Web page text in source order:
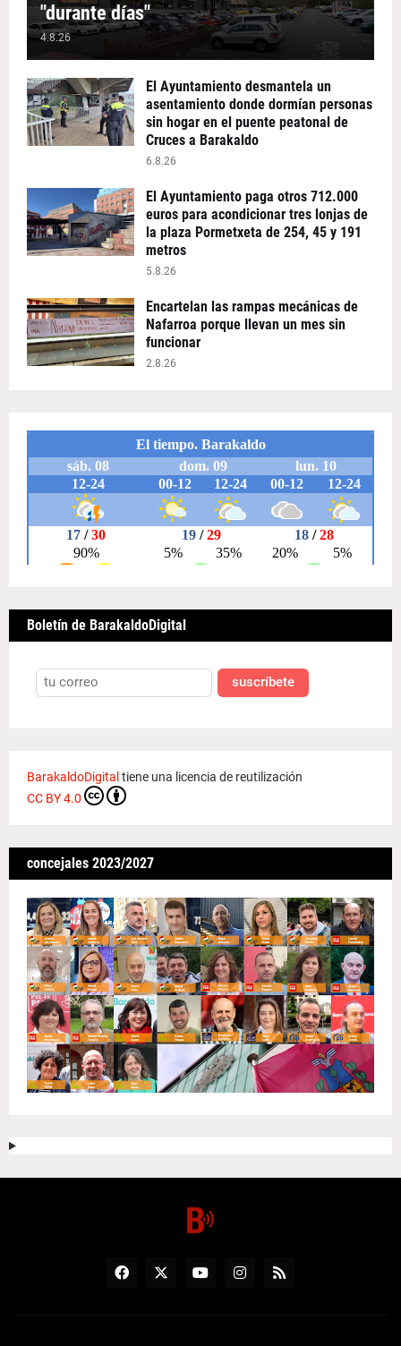
"durante días"
4.8.26
El Ayuntamiento desmantela un
asentamiento donde dormían personas
sin hogar en el puente peatonal de
Cruces a Barakaldo
6.8.26
El Ayuntamiento paga otros 712.000
euros para acondicionar tres lonjas de
la plaza Pormetxeta de 254, 45 y 191
metros
5.8.26
Encartelan las rampas mecánicas de
Nafarroa porque llevan un mes sin
funcionar
2.8.26
Boletín de BarakaldoDigital
suscríbete
BarakaldoDigitaltiene una licencia de reutilización
CC BY 4.0
concejales 2023/2027